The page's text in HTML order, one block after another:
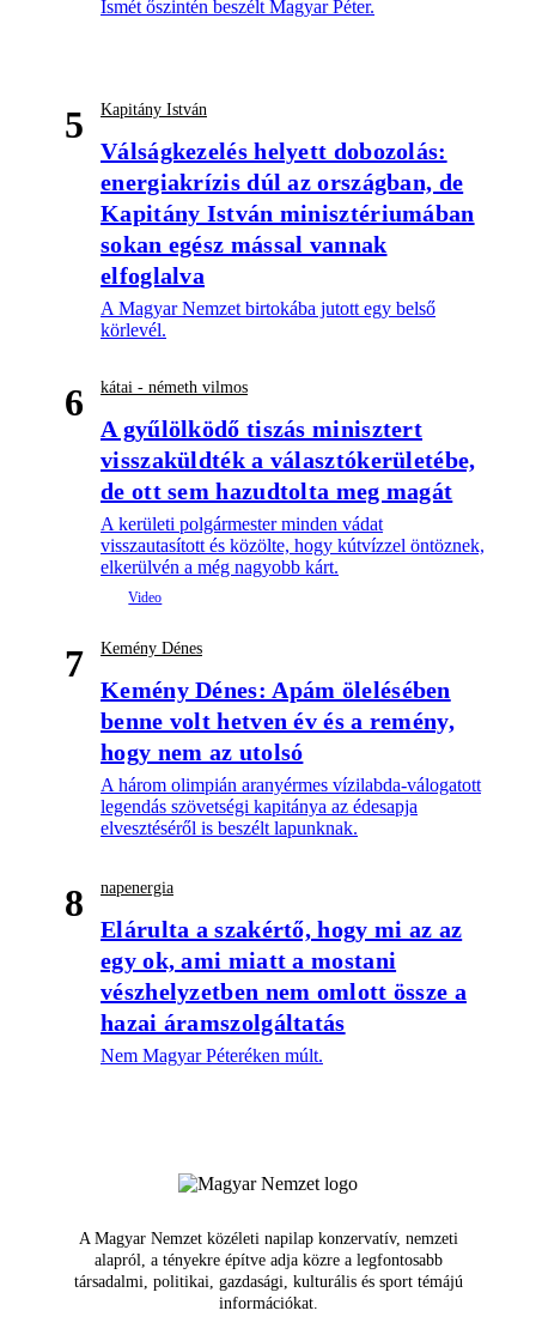
Ismét őszintén beszélt Magyar Péter.
5 Kapitány István
Válságkezelés helyett dobozolás:
energiakrízis dúl az országban, de
Kapitány István minisztériumában
sokan egész mással vannak
elfoglalva
A Magyar Nemzet birtokába jutott egy belső
körlevél.
6 kátai - németh vilmos
A gyűlölködő tiszás minisztert
visszaküldték a választókerületébe,
de ott sem hazudtolta meg magát
A kerületi polgármester minden vádat
visszautasított és közölte, hogy kútvízzel öntöznek,
elkerülvén a még nagyobb kárt.
7 Kemény Dénes
Kemény Dénes: Apám ölelésében
benne volt hetven év és a remény,
hogy nem az utolsó
A három olimpián aranyérmes vízilabda-válogatott
legendás szövetségi kapitánya az édesapja
elvesztéséről is beszélt lapunknak.
8 napenergia
Elárulta a szakértő, hogy mi az az
egy ok, ami miatt a mostani
vészhelyzetben nem omlott össze a
hazai áramszolgáltatás
Nem Magyar Péteréken múlt.
A Magyar Nemzet közéleti napilap konzervatív, nemzeti
alapról, a tényekre építve adja közre a legfontosabb
társadalmi, politikai, gazdasági, kulturális és sport témájú
információkat.